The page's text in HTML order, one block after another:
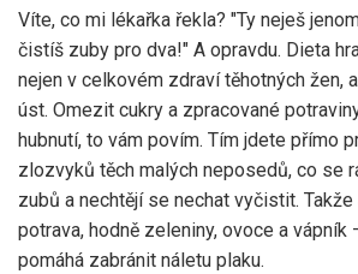
Víte, co mi lékařka řekla? "Ty neješ
čistíš zuby pro dva!" A opravdu. Dieta
nejen v celkovém zdraví těhotných žen,
úst. Omezit cukry a zpracované
hubnutí, to vám povím. Tím jdete přímo
zlozvyků těch malých neposedů, co se
zubů a nechtějí se nechat vyčistit. Takže
potrava, hodně zeleniny, ovoce a vápník
pomáhá zabránit náletu plaku.